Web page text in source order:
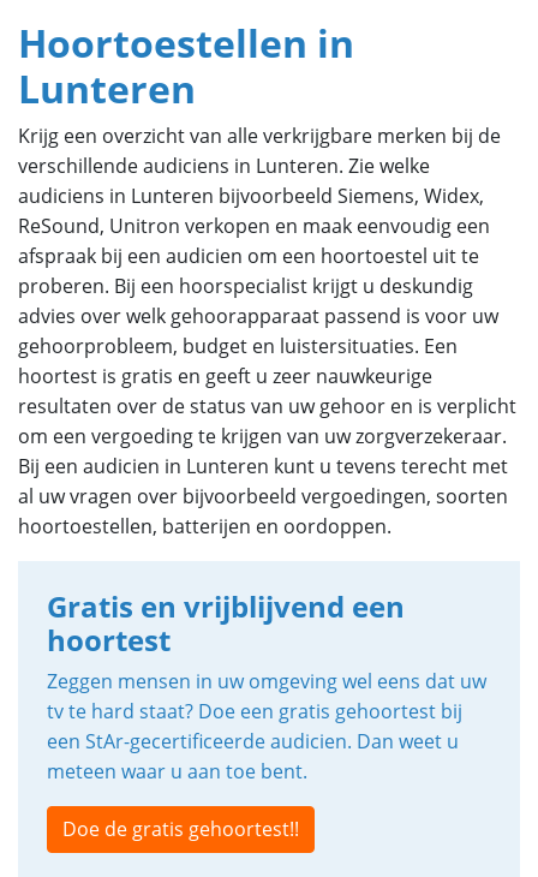
Hoortoestellen in
Lunteren
Krijg een overzicht van alle verkrijgbare merken bij de
verschillende audiciens in Lunteren. Zie welke
audiciens in Lunteren bijvoorbeeld Siemens, Widex,
ReSound, Unitron verkopen en maak eenvoudig een
afspraak bij een audicien om een hoortoestel uit te
proberen. Bij een hoorspecialist krijgt u deskundig
advies over welk gehoorapparaat passend is voor uw
gehoorprobleem, budget en luistersituaties. Een
hoortest is gratis en geeft u zeer nauwkeurige
resultaten over de status van uw gehoor en is verplicht
om een vergoeding te krijgen van uw zorgverzekeraar.
Bij een audicien in Lunteren kunt u tevens terecht met
al uw vragen over bijvoorbeeld vergoedingen, soorten
hoortoestellen, batterijen en oordoppen.
Gratis en vrijblijvend een
hoortest
Zeggen mensen in uw omgeving wel eens dat uw
tv te hard staat? Doe een gratis gehoortest bij
een StAr-gecertificeerde audicien. Dan weet u
meteen waar u aan toe bent.
Doe de gratis gehoortest!!